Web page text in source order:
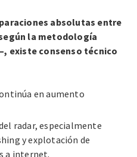
absolutas entre
la metodología
existe consenso técnico
en aumento
radar, especialmente
y explotación de
a internet.